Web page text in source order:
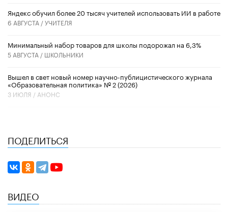
​Яндекс обучил более 20 тысяч учителей использовать ИИ в работе
6 АВГУСТА /УЧИТЕЛЯ
Минимальный набор товаров для школы подорожал на 6,3%
5 АВГУСТА / ШКОЛЬНИКИ
Вышел в свет новый номер научно-публицистического журнала
«Образовательная политика» № 2 (2026)
3 ИЮЛЯ / АНОНС
ПОДЕЛИТЬСЯ
ВИДЕО